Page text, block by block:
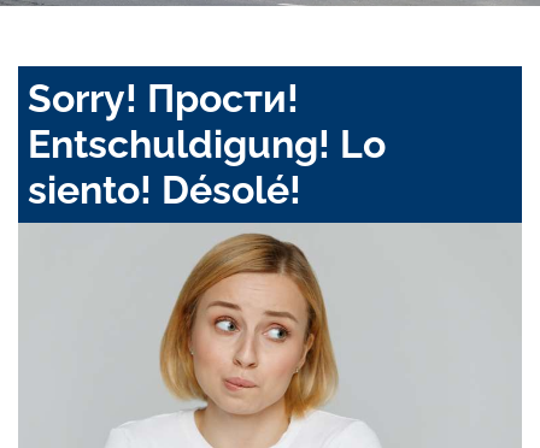
Sorry! Прости!
Entschuldigung! Lo
siento! Désolé!